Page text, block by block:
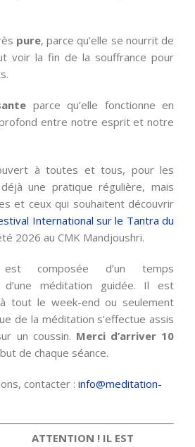
pure, parce qu’elle se nourrit de
voir la fin de la souffrance pour
parce qu’elle fonctionne en
entre notre esprit et notre
à toutes et tous, pour les
une pratique régulière, mais
et ceux qui souhaitent découvrir
International sur le Tantra du
2026 au CMK Mandjoushri.
est composée d’un temps
d’une méditation guidée. Il est
tout le week-end ou seulement
de la méditation s’effectue assis
un coussin. Merci d’arriver 10
de chaque séance.
contacter : info@meditation-
! IL EST